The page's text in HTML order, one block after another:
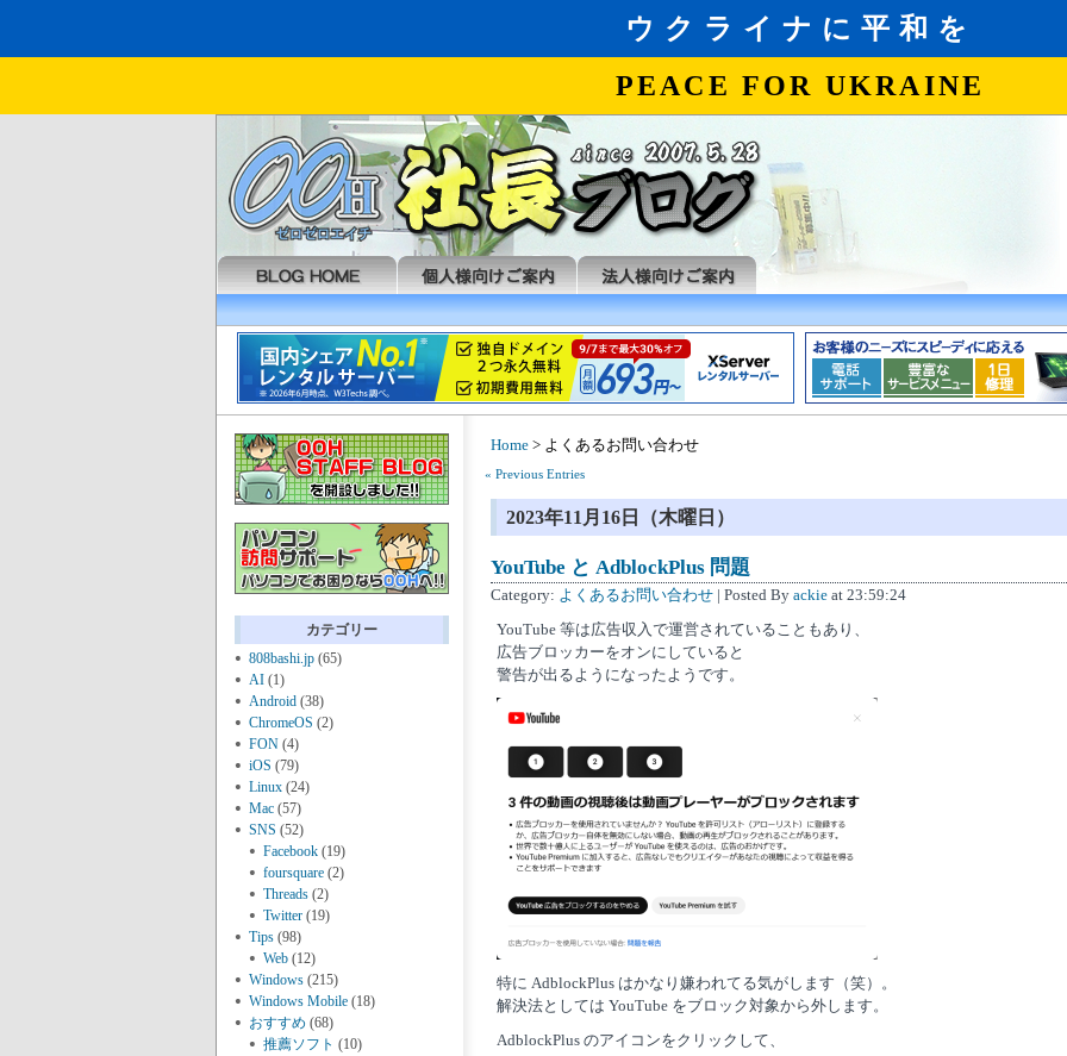
カテゴリー
808bashi.jp (65)
AI (1)
Android (38)
ChromeOS (2)
FON (4)
iOS (79)
Linux (24)
Mac (57)
SNS (52)
Facebook (19)
foursquare (2)
Threads (2)
Twitter (19)
Tips (98)
Web (12)
Windows (215)
Windows Mobile (18)
おすすめ (68)
推薦ソフト (10)
Home > よくあるお問い合わせ
« Previous Entries
2023年11月16日（木曜日）
YouTube と AdblockPlus 問題
Category: よくあるお問い合わせ | Posted By ackie at 23:59:24
YouTube 等は広告収入で運営されていることもあり、
広告ブロッカーをオンにしていると
警告が出るようになったようです。
特に AdblockPlus はかなり嫌われてる気がします（笑）。
解決法としては YouTube をブロック対象から外します。
AdblockPlus のアイコンをクリックして、